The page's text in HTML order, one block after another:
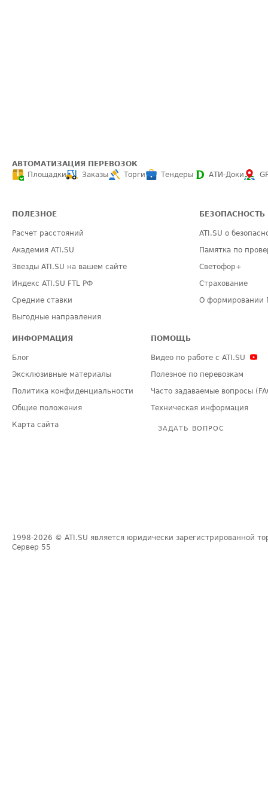
АВТОМАТИЗАЦИЯ ПЕРЕВОЗОК
Площадки
Заказы Торги Тендеры АТИ-Доки
ПОЛЕЗНОЕ
Расчет расстояний
Академия ATI.SU
Звезды ATI.SU на вашем сайте
Индекс ATI.SU FTL РФ
Средние ставки
Выгодные направления
БЕЗОПАСНОСТЬ
ATI.SU о
Памятка по
Светофор+
Страхование
О формировании
ИНФОРМАЦИЯ
Блог
Эксклюзивные материалы
Политика конфиденциальности
Общие положения
Карта сайта
ПОМОЩЬ
Видео по работе с ATI.SU
Полезное по перевозкам
Часто задаваемые вопросы
Техническая информация
ЗАДАТЬ ВОПРОС
1998-2026 © ATI.SU является юридически зарегистрированной
Сервер 55